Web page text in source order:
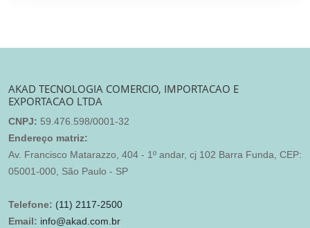
AKAD TECNOLOGIA COMERCIO, IMPORTACAO E
EXPORTACAO LTDA
CNPJ: 59.476.598/0001-32
Endereço matriz:
Av. Francisco Matarazzo, 404 - 1º andar, cj 102 Barra Funda, CEP:
05001-000, São Paulo - SP
Telefone: (11) 2117-2500
Email: info@akad.com.br